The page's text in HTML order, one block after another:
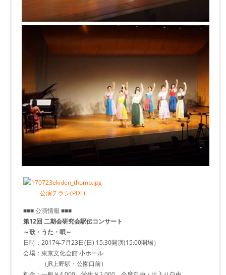
公演チラシ(PDF)
■■■ 公演情報 ■■■
第12回 二期会研究会駅伝コンサート
～歌・うた・唄～
日時：2017年7月23日(日) 15:30開演(15:00開場）
会場：東京文化会館 小ホール
（JR上野駅・公園口前）